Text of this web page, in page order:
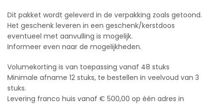
Dit pakket wordt geleverd in de verpakking zoals getoond.
Het geschenk leveren in een geschenk/kerstdoos
eventueel met aanvulling is mogelijk.
Informeer even naar de mogelijkheden.
Volumekorting is van toepassing vanaf 48 stuks
Minimale afname 12 stuks, te bestellen in veelvoud van 3
stuks.
Levering franco huis vanaf € 500,00 op één adres in